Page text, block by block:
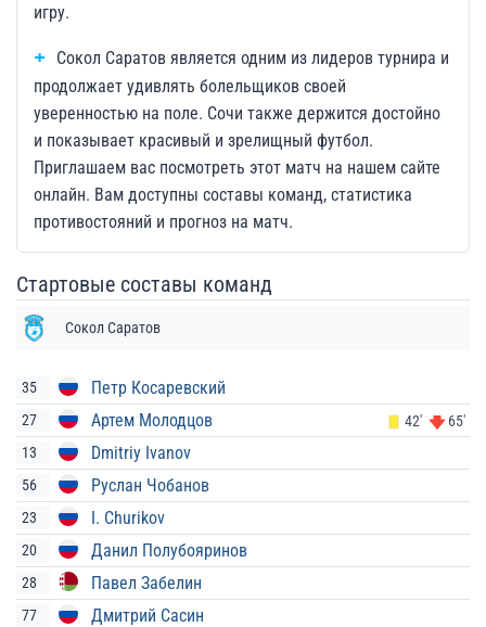
игру.
Сокол Саратов является одним из лидеров турнира и
продолжает удивлять болельщиков своей
уверенностью на поле. Сочи также держится достойно
и показывает красивый и зрелищный футбол.
Приглашаем вас посмотреть этот матч на нашем сайте
онлайн. Вам доступны составы команд, статистика
противостояний и прогноз на матч.
Стартовые составы команд
Сокол Саратов
35 Петр Косаревский
27 Артем Молодцов 42'
65'
13
Dmitriy Ivanov
56 Руслан Чобанов
23 I. Churikov
20 Данил Полубояринов
28 Павел Забелин
77 Дмитрий Сасин